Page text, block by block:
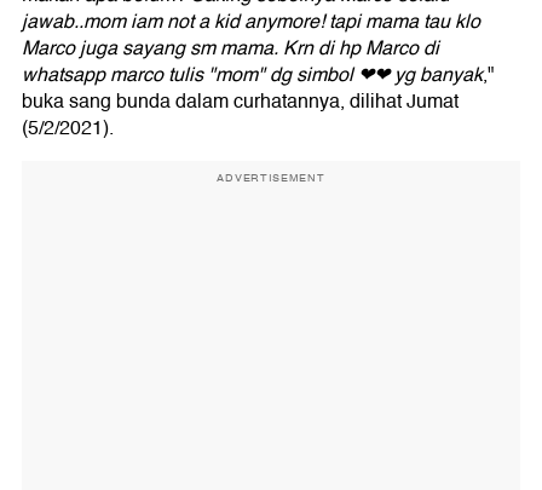
jawab..mom iam not a kid anymore! tapi mama tau klo
Marco juga sayang sm mama. Krn di hp Marco di
whatsapp marco tulis "mom" dg simbol ❤❤ yg banyak,"
buka sang bunda dalam curhatannya, dilihat Jumat
(5/2/2021).
ADVERTISEMENT